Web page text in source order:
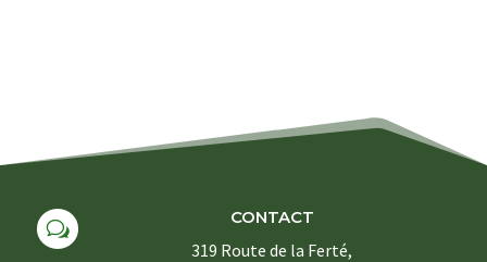
w
CONTACT
319 Route de la Ferté,